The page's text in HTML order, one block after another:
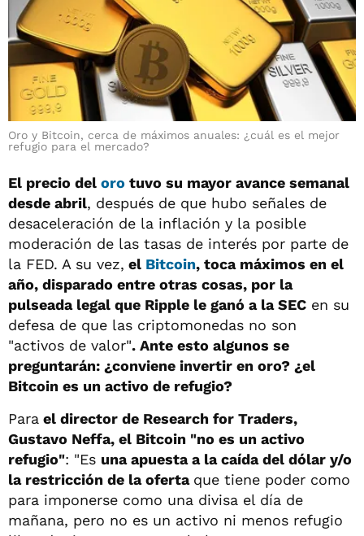
Oro y Bitcoin, cerca de máximos anuales: ¿cuál es el mejor
refugio para el mercado?
El precio del oro tuvo su mayor avance semanal
desde abril, después de que hubo señales de
desaceleración de la inflación y la posible
moderación de las tasas de interés por parte de
la FED. A su vez, el Bitcoin, toca máximos en el
año, disparado entre otras cosas, por la
pulseada legal que Ripple le ganó a la SEC en su
defesa de que las criptomonedas no son
"activos de valor". Ante esto algunos se
preguntarán: ¿conviene invertir en oro? ¿el
Bitcoin es un activo de refugio?
Para el director de Research for Traders,
Gustavo Neffa, el Bitcoin "no es un activo
refugio": "Es una apuesta a la caída del dólar y/o
la restricción de la oferta que tiene poder como
para imponerse como una divisa el día de
mañana, pero no es un activo ni menos refugio